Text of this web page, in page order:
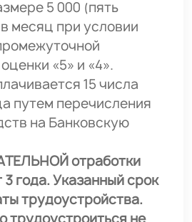
5 000 (пять
месяц при условии
«5» и «4».
15 числа
путем перечисления
на Банковскую
отработки
3 года. Указанный срок
трудоустройства.